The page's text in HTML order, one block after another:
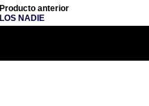
Producto anterior
LOS NADIE